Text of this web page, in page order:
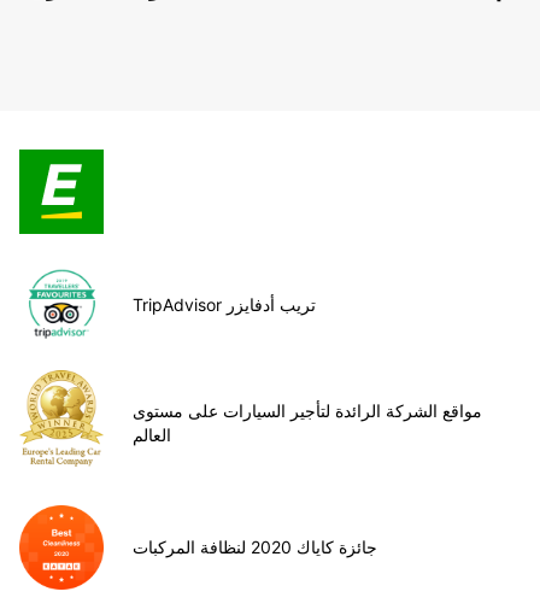
TripAdvisor تريب أدفايزر
مواقع الشركة الرائدة لتأجير السيارات على مستوى
العالم
جائزة كاياك 2020 لنظافة المركبات